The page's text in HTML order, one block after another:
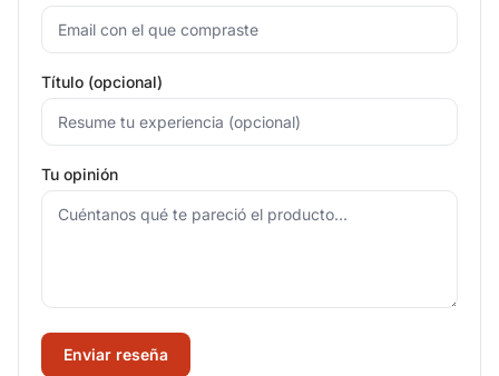
Título (opcional)
Tu opinión
Enviar reseña